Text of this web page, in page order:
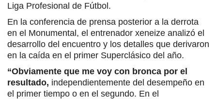
Liga Profesional de Fútbol.
En la conferencia de prensa posterior a la derrota
en el Monumental, el entrenador xeneize analizó el
desarrollo del encuentro y los detalles que derivaron
en la caída en el primer Superclásico del año.
“Obviamente que me voy con bronca por el
resultado, independientemente del desempeño en
el primer tiempo o en el segundo. En el